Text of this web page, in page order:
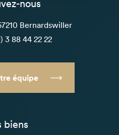
nous
Bernardswiller
3 88 44 22 22
équipe
biens